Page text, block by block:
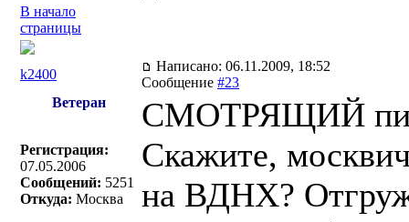
В начало
страницы
k2400
Написано: 06.11.2009, 18:52
Сообщение #23
Ветеран
Регистрация:
07.05.2006
Сообщений: 5251
Откуда: Москва
СМОТРЯЩИЙ
Скажите,
на ВДНХ?